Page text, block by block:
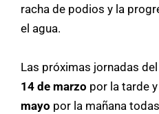
racha de podios y la
el agua.
Las próximas jornadas
14 de marzo por la tarde y
mayo por la mañana